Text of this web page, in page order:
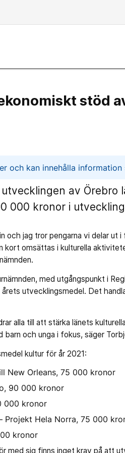
stöd
och kan innehålla
av Örebro
000 kronor i
och jag tror pengarna vi delar ut
kort omsättas i kulturella
med utgångspunkt i
utvecklingsmedel. Det
alla till att stärka länets
och unga i fokus, säger
kultur för år 2021:
New Orleans, 75 000 kronor
90 000 kronor
000 kronor
Projekt Hela Norra, 75 000
kronor
med sig finns inget krav på att